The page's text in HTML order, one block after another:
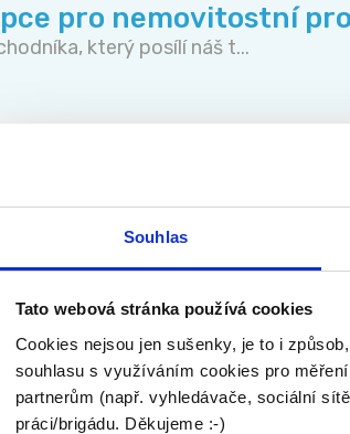
Souhlas
Tato webová stránka používá cookies
Cookies nejsou jen sušenky, je to i
souhlasu s využíváním cookies pro
partnerům (např. vyhledávače, sociální
práci/brigádu. Děkujeme :-)
pro nemovitostní
který posílí náš t...
závod kolejových
Řídit realizace sta...
NÁKUPČÍ | AŽ 70
nákupu a domluv...